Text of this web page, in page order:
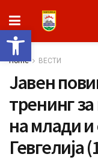
Open toolbar
Home ВЕСТИ
Јавен
тренинг
на млади
Гевгелија